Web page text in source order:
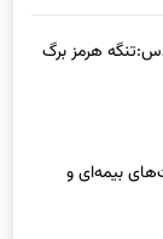
هرمز برگ
بیمه‌ای و